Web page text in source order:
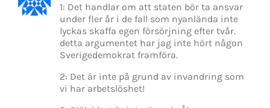
1: Det handlar om att staten bör ta ansvar
under fler år i de fall som nyanlända inte
lyckas skaffa egen försörjning efter tvår.
detta argumentet har jag inte hört någon
Sverigedemokrat framföra.
2: Det är inte på grund av invandring som
vi har arbetslöshet!